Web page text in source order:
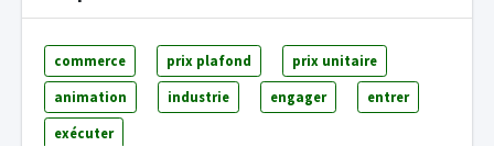
commerce prix plafond prix unitaire
animation industrie engager entrer
exécuter